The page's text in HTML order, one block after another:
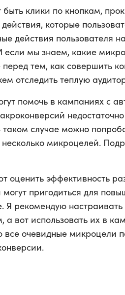
клики по кнопкам,
которые
действия пользователя
мы знаем, какие
тем, как совершить
отследить теплую
помочь в кампаниях с
случае можно
микроцелей.
оценить эффективность
пригодиться для
Я рекомендую
а вот использовать их в
все очевидные микроцели